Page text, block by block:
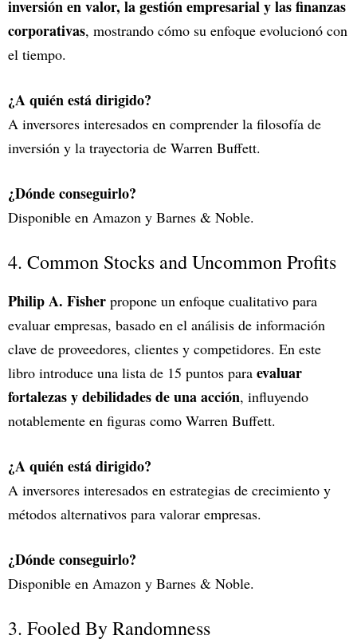
inversión en valor, la gestión empresarial y las finanzas
corporativas, mostrando cómo su enfoque evolucionó con
el tiempo.
¿A quién está dirigido?
A inversores interesados en comprender la filosofía de
inversión y la trayectoria de Warren Buffett.
¿Dónde conseguirlo?
Disponible en Amazon y Barnes & Noble.
4. Common Stocks and Uncommon Profits
Philip A. Fisher propone un enfoque cualitativo para
evaluar empresas, basado en el análisis de información
clave de proveedores, clientes y competidores. En este
libro introduce una lista de 15 puntos para evaluar
fortalezas y debilidades de una acción, influyendo
notablemente en figuras como Warren Buffett.
¿A quién está dirigido?
A inversores interesados en estrategias de crecimiento y
métodos alternativos para valorar empresas.
¿Dónde conseguirlo?
Disponible en Amazon y Barnes & Noble.
3. Fooled By Randomness